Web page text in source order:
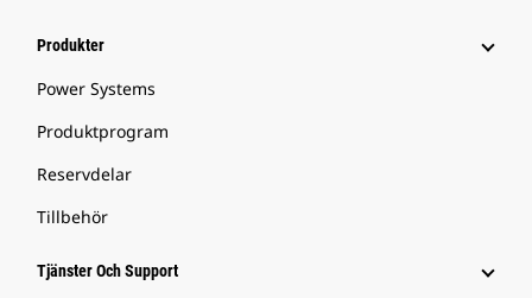
Produkter
Power Systems
Produktprogram
Reservdelar
Tillbehör
Tjänster Och Support